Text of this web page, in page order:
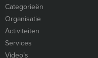
Categorieën
Organisatie
Activiteiten
Services
Video’s